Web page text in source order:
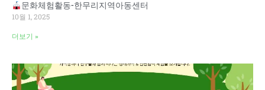
문화체험활동-한무리지역아동센터
10월 1, 2025
더보기 »